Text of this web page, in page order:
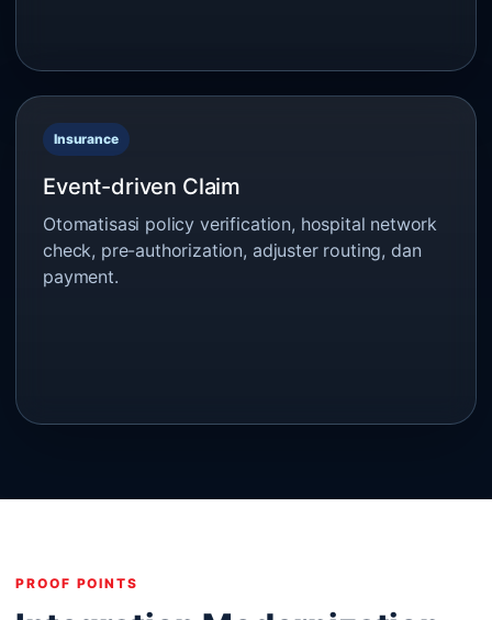
Insurance
Event-driven Claim
Otomatisasi policy verification, hospital network
check, pre-authorization, adjuster routing, dan
payment.
PROOF POINTS